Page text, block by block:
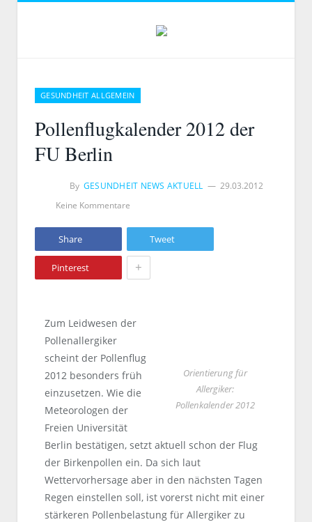
GESUNDHEIT ALLGEMEIN
Pollenflugkalender 2012 der
FU Berlin
By GESUNDHEIT NEWS AKTUELL
29.03.2012
Keine Kommentare
Share Tweet
Pinterest +
Orientierung für
Allergiker:
Pollenkalender 2012
Zum Leidwesen der
Pollenallergiker
scheint der Pollenflug
2012 besonders früh
einzusetzen. Wie die
Meteorologen der
Freien Universität
Berlin bestätigen, setzt aktuell schon der Flug
der Birkenpollen ein. Da sich laut
Wettervorhersage aber in den nächsten Tagen
Regen einstellen soll, ist vorerst nicht mit einer
stärkeren Pollenbelastung für Allergiker zu